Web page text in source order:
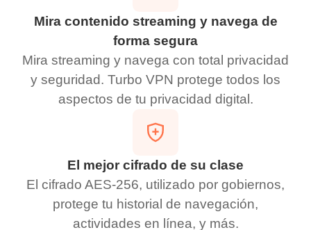
Mira contenido streaming y navega de
forma segura
Mira streaming y navega con total privacidad
y seguridad. Turbo VPN protege todos los
aspectos de tu privacidad digital.
El mejor cifrado de su clase
El cifrado AES-256, utilizado por gobiernos,
protege tu historial de navegación,
actividades en línea, y más.